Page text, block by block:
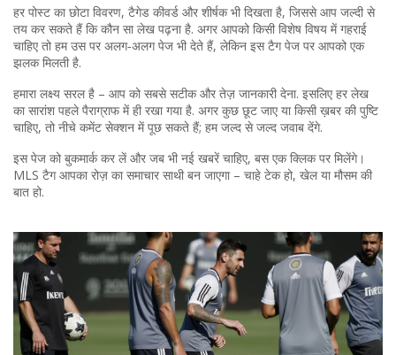
हर पोस्ट का छोटा विवरण, टैगेड कीवर्ड और शीर्षक भी दिखता है, जिससे आप जल्दी से
तय कर सकते हैं कि कौन सा लेख पढ़ना है. अगर आपको किसी विशेष विषय में गहराई
चाहिए तो हम उस पर अलग‑अलग पेज भी देते हैं, लेकिन इस टैग पेज पर आपको एक
झलक मिलती है.
हमारा लक्ष्य सरल है – आप को सबसे सटीक और तेज़ जानकारी देना. इसलिए हर लेख
का सारांश पहले पैराग्राफ में ही रखा गया है. अगर कुछ छूट जाए या किसी ख़बर की पुष्टि
चाहिए, तो नीचे कमेंट सेक्शन में पूछ सकते हैं; हम जल्द से जल्द जवाब देंगे.
इस पेज को बुकमार्क कर लें और जब भी नई खबरें चाहिए, बस एक क्लिक पर मिलेंगे।
MLS टैग आपका रोज़ का समाचार साथी बन जाएगा – चाहे टेक हो, खेल या मौसम की
बात हो.